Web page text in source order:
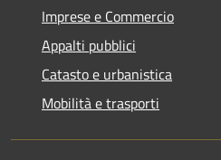
Imprese e Commercio
Appalti pubblici
Catasto e urbanistica
Mobilità e trasporti